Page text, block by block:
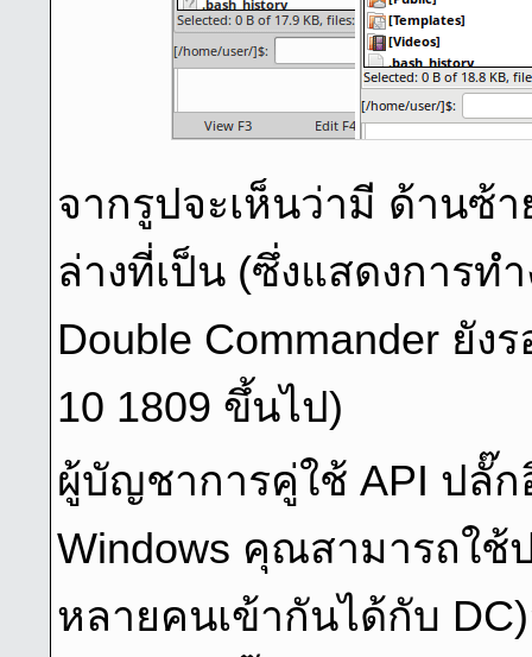
จากรูปจะเห็นว่ามี ด้านซ้
ล่างที่เป็น (ซึ่งแสดงการ
Double Commander ยัง
10 1809 ขึ้นไป)
ผู้บัญชาการคู่ใช้ API ปลั๊
Windows คุณสามารถใ
หลายคนเข้ากันได้กับ